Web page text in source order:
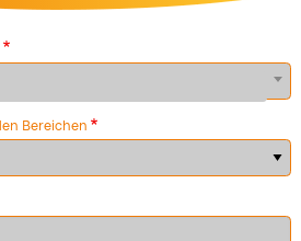
Bereichen